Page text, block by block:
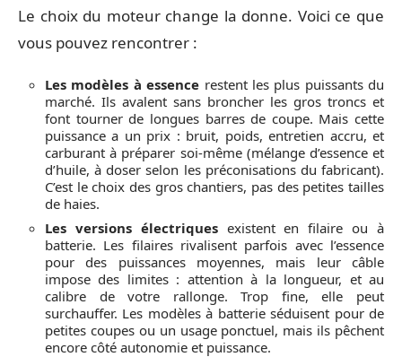
Le choix du moteur change la donne. Voici ce que
vous pouvez rencontrer :
Les modèles à essence restent les plus puissants du
marché. Ils avalent sans broncher les gros troncs et
font tourner de longues barres de coupe. Mais cette
puissance a un prix : bruit, poids, entretien accru, et
carburant à préparer soi-même (mélange d’essence et
d’huile, à doser selon les préconisations du fabricant).
C’est le choix des gros chantiers, pas des petites tailles
de haies.
Les versions électriquesexistent en filaire ou à
batterie. Les filaires rivalisent parfois avec l’essence
pour des puissances moyennes, mais leur câble
impose des limites : attention à la longueur, et au
calibre de votre rallonge. Trop fine, elle peut
surchauffer. Les modèles à batterie séduisent pour de
petites coupes ou un usage ponctuel, mais ils pêchent
encore côté autonomie et puissance.